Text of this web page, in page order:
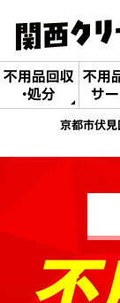
不用品回収
・処分
不用
サ
京都市伏見